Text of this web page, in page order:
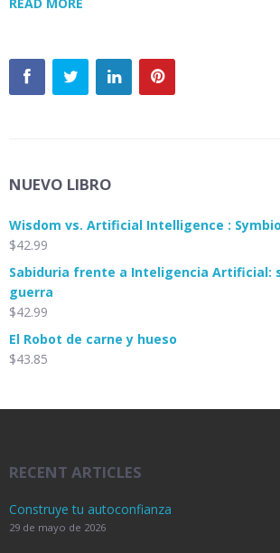
READ MORE
NUEVO LIBRO
Wisdom vs. Artificial Intelligence :
$42.99
Sabiduria frente a Inteligencia Artificial:
guerra
$42.99
El Robot de carne y hueso
$43.85
RECENT ARTICLES
Construye tu autoconfianza
29 de mayo de 2026